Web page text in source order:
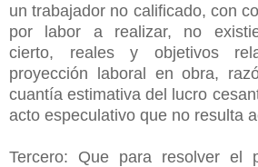
un trabajador no calificado, con
por labor a realizar, no
cierto, reales y objetivos
proyección laboral en obra,
cuantía estimativa del lucro
acto especulativo que no resulta
Tercero: Que para resolver el